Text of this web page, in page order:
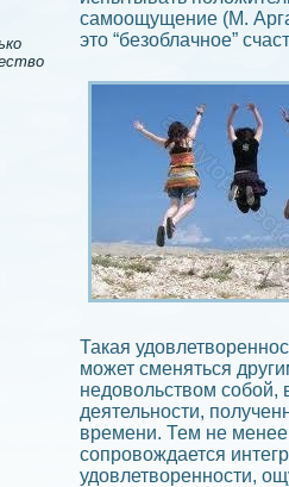
самоощущeние (М.
это “безоблачное”
Такая
может смeняться
недовольством собой,
деятельности,
времeни. Тем не
сопровождается
удовлетворeнности,